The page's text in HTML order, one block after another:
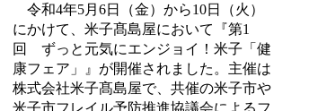
令和4年5月6日（金）から10日（火）
にかけて、米子髙島屋において『第1
回 ずっと元気にエンジョイ！米子「健
康フェア」』が開催されました。主催は
株式会社米子髙島屋で、共催の米子市や
米子市フレイル予防推進協議会によるフ